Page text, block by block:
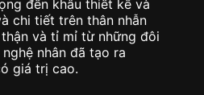
đến khâu thiết kế và
chi tiết trên thân nhẫn
và tỉ mỉ từ những đôi
nhân đã tạo ra
giá trị cao.